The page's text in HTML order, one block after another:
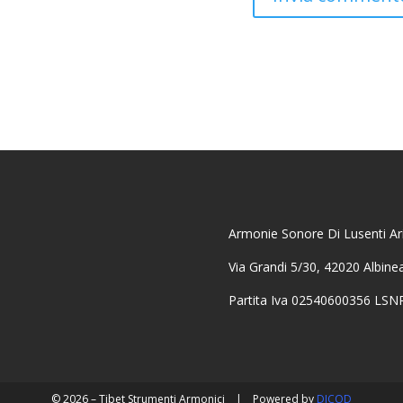
Armonie Sonore Di Lusenti
Via Grandi 5/30, 42020
Partita Iva 02540600356
© 2026 – Tibet Strumenti Armonici | Powered by DICOD